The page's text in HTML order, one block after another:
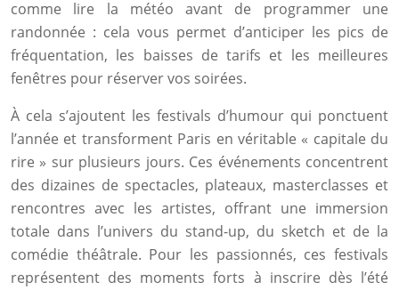
comme lire la météo avant de programmer une
randonnée : cela vous permet d’anticiper les pics de
fréquentation, les baisses de tarifs et les meilleures
fenêtres pour réserver vos soirées.
À cela s’ajoutent les festivals d’humour qui ponctuent
l’année et transforment Paris en véritable « capitale du
rire » sur plusieurs jours. Ces événements concentrent
des dizaines de spectacles, plateaux, masterclasses et
rencontres avec les artistes, offrant une immersion
totale dans l’univers du stand-up, du sketch et de la
comédie théâtrale. Pour les passionnés, ces festivals
représentent des moments forts à inscrire dès l’été